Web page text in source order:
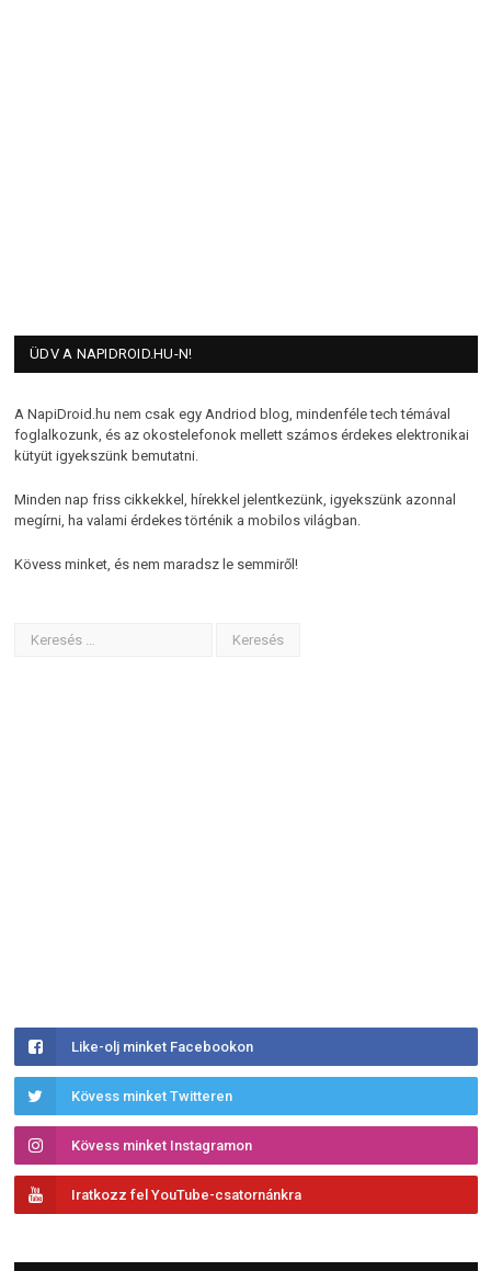
ÜDV A NAPIDROID.HU-N!
A NapiDroid.hu nem csak egy Andriod blog, mindenféle tech témával
foglalkozunk, és az okostelefonok mellett számos érdekes elektronikai
kütyüt igyekszünk bemutatni.
Minden nap friss cikkekkel, hírekkel jelentkezünk, igyekszünk azonnal
megírni, ha valami érdekes történik a mobilos világban.
Kövess minket, és nem maradsz le semmiről!
Like-olj minket Facebookon
Kövess minket Twitteren
Kövess minket Instagramon
Iratkozz fel YouTube-csatornánkra